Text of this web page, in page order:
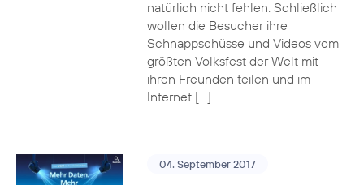
natürlich nicht fehlen. Schließlich
wollen die Besucher ihre
Schnappschüsse und Videos vom
größten Volksfest der Welt mit
ihren Freunden teilen und im
Internet […]
04. September 2017